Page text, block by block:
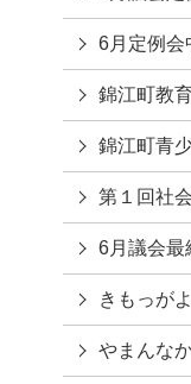
6月定例会
錦江町教
錦江町青
第１回社
6月議会最
きもっが
やまんな